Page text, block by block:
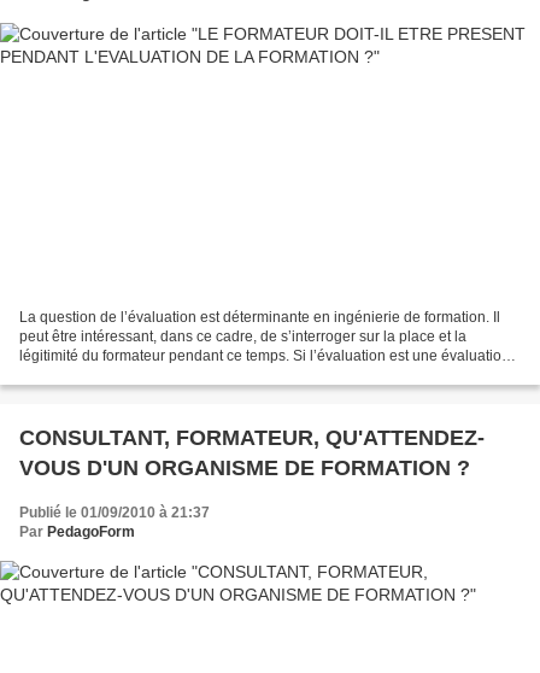
La question de l’évaluation est déterminante en ingénierie de formation. Il
peut être intéressant, dans ce cadre, de s’interroger sur la place et la
légitimité du formateur pendant ce temps. Si l’évaluation est une évaluation
CONSULTANT, FORMATEUR, QU'ATTENDEZ-
VOUS D'UN ORGANISME DE FORMATION ?
Publié le 01/09/2010 à 21:37
Par PedagoForm